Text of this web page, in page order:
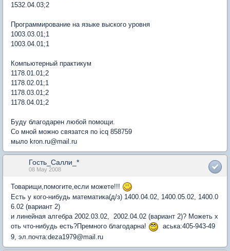
1532.04.03;2
Программирование на языке выского уровня
1003.03.01;1
1003.04.01;1
Компьютерный практикум
1178.01.01;2
1178.02.01;1
1178.03.01;2
1178.04.01;2
Буду благодарен любой помощи.
Со мной можно связатся по icq 858759
мыло kron.ru@mail.ru
Гость_Салли_*
08 May 2008
Товарищи,помогите,если можете!!!
Есть у кого-нибудь математика(д/з) 1400.04.02, 1400.05.02, 1400.0
6.02 (вариант 2)
и линейная алгебра 2002.03.02, 2002.04.02 (вариант 2)? Можеть х
оть что-нибудь есть?Премного благодарна!
аська:405-943-49
9, эл.почта:deza1979@mail.ru